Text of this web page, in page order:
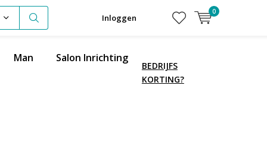
Inloggen
0
Man Salon Inrichting
BEDRIJFS
KORTING?